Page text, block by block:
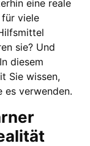
eine reale
für viele
sie? Und
diesem
Sie wissen,
es verwenden.